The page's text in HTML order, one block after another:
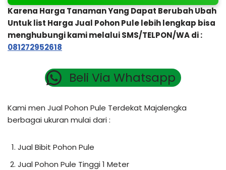
Karena Harga Tanaman Yang Dapat Berubah Ubah
Untuk list Harga Jual Pohon Pule lebih lengkap bisa
menghubungi kami melalui SMS/TELPON/WA di :
081272952618
Beli Via Whatsapp
Kami men Jual Pohon Pule Terdekat Majalengka
berbagai ukuran mulai dari :
Jual Bibit Pohon Pule
Jual Pohon Pule Tinggi 1 Meter